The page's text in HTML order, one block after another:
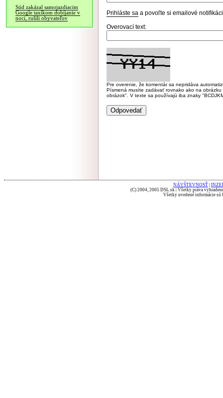
Súd zakázal samojazdiacim
Google taxíkom dobíjanie v
noci, rušili obyvateľov
Prihláste sa a povoľte si emailové
Overovací text:
Pre overenie, že komentár sa nepridáva
Písmená musíte zadávať rovnako ako na
obrázok". V texte sa používajú iba znaky
NÁVŠTEVNOSŤ
(C) 2004, 2005 DSL.sk | Všetky práva
Všetky uvedené informácie sú